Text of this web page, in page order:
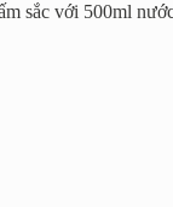
sắc với 500ml